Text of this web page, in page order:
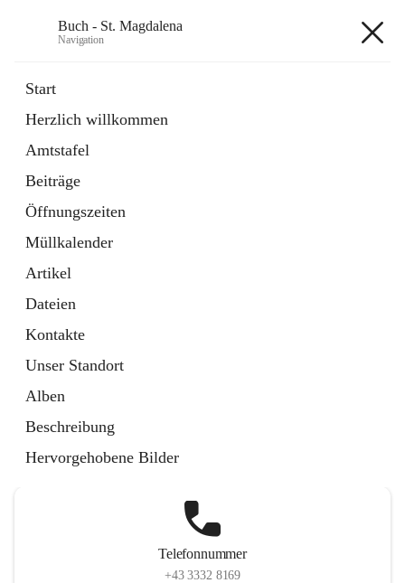
Buch - St. Magdalena
Navigation
Start
Herzlich willkommen
Amtstafel
Beiträge
Öffnungszeiten
Müllkalender
Artikel
Dateien
Kontakte
Unser Standort
Alben
Beschreibung
Hervorgehobene Bilder
11 Schnellzugriffe
Bürgerservice
10 Schnellzugriffe
Telefonnummer
+43 3332 8169